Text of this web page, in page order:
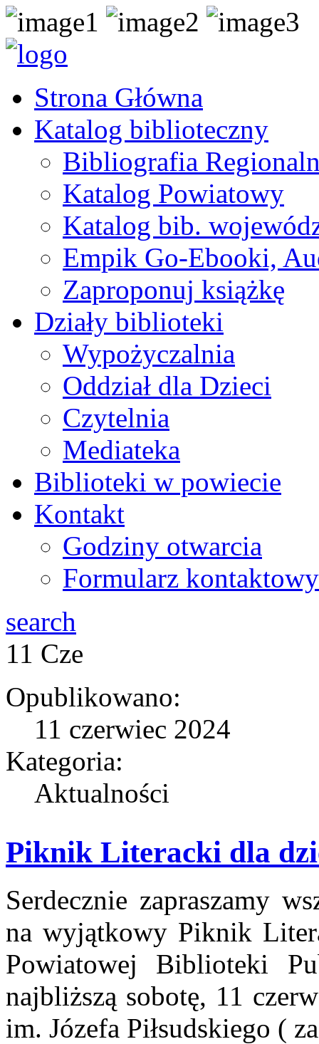
Strona Główna
Katalog biblioteczny
Bibliografia
Katalog Powiatowy
Katalog bib.
Empik Go-Ebooki,
Zaproponuj książkę
Działy biblioteki
Wypożyczalnia
Oddział dla Dzieci
Czytelnia
Mediateka
Biblioteki w powiecie
Kontakt
Godziny otwarcia
Formularz kontaktowy
search
11 Cze
Opublikowano:
11 czerwiec 2024
Kategoria:
Aktualności
Piknik Literacki dla
Serdecznie zapraszamy
na wyjątkowy Piknik
Powiatowej Biblioteki
najbliższą sobotę, 11
im. Józefa Piłsudskiego (